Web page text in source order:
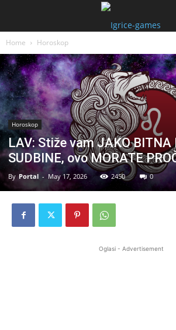
Home Horoskop
Horoskop
LAV: Stiže vam JAKO BITNA
SUDBINE, ovo MORATE
By Portal - May 17, 2026 2450 0
Oglasi - Advertisement